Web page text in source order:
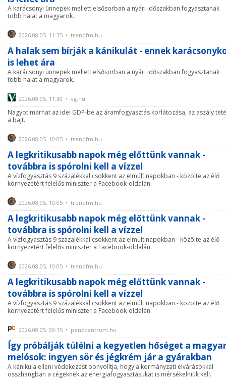
A karácsonyi ünnepek mellett elsősorban a nyári időszakban fogyasztanak
több halat a magyarok.
2026.08.05. 11:35 • trendfm.hu
A halak sem bírják a kánikulát - ennek
is lehet ára
A karácsonyi ünnepek mellett elsősorban a nyári időszakban fogyasztanak
több halat a magyarok.
2026.08.05. 11:30 • vg.hu
Nagyot marhat az idei GDP-be az áramfogyasztás korlátozása, az aszály
a bajt.
2026.08.05. 10:05 • trendfm.hu
A legkritikusabb napok még előttünk vannak -
továbbra is spórolni kell a vízzel
A vízfogyasztás 9 százalékkal csökkent az elmúlt napokban - közölte az élő
környezetért felelős miniszter a Facebook-oldalán.
2026.08.05. 10:05 • trendfm.hu
A legkritikusabb napok még előttünk vannak -
továbbra is spórolni kell a vízzel
A vízfogyasztás 9 százalékkal csökkent az elmúlt napokban - közölte az élő
környezetért felelős miniszter a Facebook-oldalán.
2026.08.05. 10:05 • trendfm.hu
A legkritikusabb napok még előttünk vannak -
továbbra is spórolni kell a vízzel
A vízfogyasztás 9 százalékkal csökkent az elmúlt napokban - közölte az élő
környezetért felelős miniszter a Facebook-oldalán.
2026.08.05. 09:15 • penzcentrum.hu
Így próbálják túlélni a kegyetlen hőséget a magyar
melósok: ingyen sör és jégkrém jár a gyárakban
A kánikula elleni védekezést bonyolítja, hogy a kormányzati elvárásokkal
összhangban a cégeknek az energiafogyasztásukat is mérsékelniük kell.